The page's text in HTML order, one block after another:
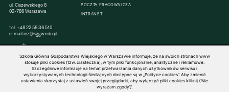
ul. Ciszewskiego 8
02-786 Warszawa
tel.+48 22 59 36 510
e-mail:inz@sggw.edu.pl
POCZTA PRACOWNICZA
INTRANET
© 1816–2026 SGGW — ALL RIGHTS RESERVED
Szkoła Główna Gospodarstwa Wiejskiego w Warszawie informuje, że na swoich stronach www
stosuje pliki cookies (tzw. ciasteczka), w tym pliki funkcjonalne, analityczne i reklamowe.
Szczegółowe informacje na temat przetwarzania danych użytkowników serwisu i
wykorzystywanych technologii śledzących dostępne są w „Polityce cookies”. Aby zmienić
ustawienia skorzystaj z ustawień swojej przeglądarki, aby wyłączyć pliki cookies kliknij \"Nie
wyrażam zgody\".